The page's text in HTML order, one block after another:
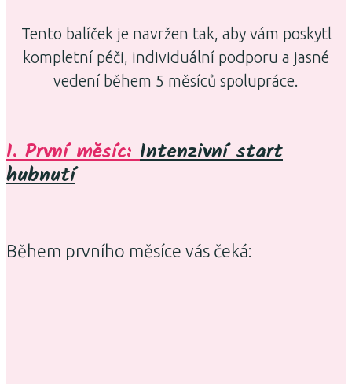
Tento balíček je navržen tak, aby vám poskytl
kompletní péči, individuální podporu a jasné
vedení během 5 měsíců spolupráce.
1. První měsíc:Intenzivní start
hubnutí
Během prvního měsíce vás čeká: